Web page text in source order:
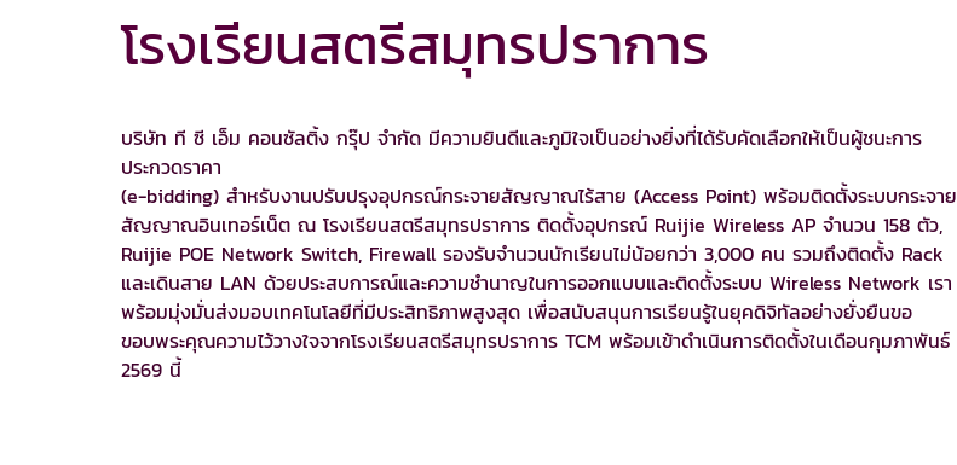
โรงเรียนสตรีสมุทรปราการ
บริษัท ที ซี เอ็ม คอนซัลติ้ง กรุ๊ป จำกัด มีความยินดีและภูมิใจเป็นอย่างยิ่งที่ได้รับคัดเลือกให้เป็นผู้ชนะการ
ประกวดราคา
(e-bidding) สำหรับงานปรับปรุงอุปกรณ์กระจายสัญญาณไร้สาย (Access Point) พร้อมติดตั้งระบบกระจาย
สัญญาณอินเทอร์เน็ต ณ โรงเรียนสตรีสมุทรปราการ ติดตั้งอุปกรณ์ Ruijie Wireless AP จำนวน 158 ตัว,
Ruijie POE Network Switch, Firewall รองรับจำนวนนักเรียนไม่น้อยกว่า 3,000 คน รวมถึงติดตั้ง Rack
และเดินสาย LAN ด้วยประสบการณ์และความชำนาญในการออกแบบและติดตั้งระบบ Wireless Network เรา
พร้อมมุ่งมั่นส่งมอบเทคโนโลยีที่มีประสิทธิภาพสูงสุด เพื่อสนับสนุนการเรียนรู้ในยุคดิจิทัลอย่างยั่งยืนขอ
ขอบพระคุณความไว้วางใจจากโรงเรียนสตรีสมุทรปราการ TCM พร้อมเข้าดำเนินการติดตั้งในเดือนกุมภาพันธ์
2569 นี้